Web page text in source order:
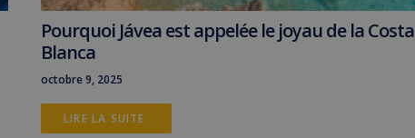
Pourquoi Jávea est appelée le joyau de la Costa
Blanca
octobre 9, 2025
LIRE LA SUITE